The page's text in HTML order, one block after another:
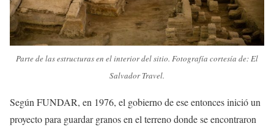
Parte de las estructuras en el interior del sitio. Fotografía cortesía de: El
Salvador Travel.
Según FUNDAR, en 1976, el gobierno de ese entonces inició un
proyecto para guardar granos en el terreno donde se encontraron